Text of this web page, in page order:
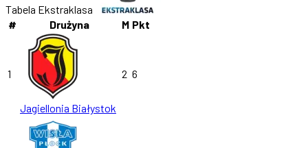
Tabela Ekstraklasa
#
Drużyna M Pkt
1
Jagiellonia Białystok
2 6